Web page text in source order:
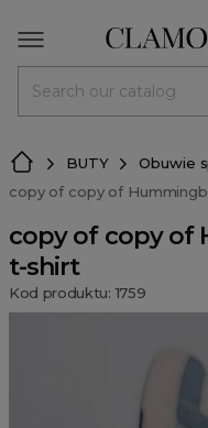
BUTY
Obuwie
copy of copy of
copy of copy of
t-shirt
Kod produktu: 1759